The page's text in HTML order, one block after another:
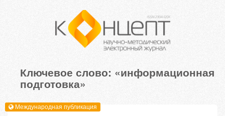
Ключевое слово: «информационная
подготовка»
Международная публикация